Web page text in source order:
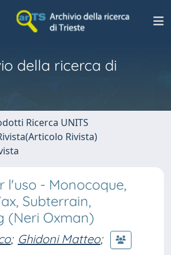
della ricerca di
Ricerca UNITS
Rivista)
l'uso - Monocoque,
Subterrain,
(Neri Oxman)
; Ghidoni Matteo;